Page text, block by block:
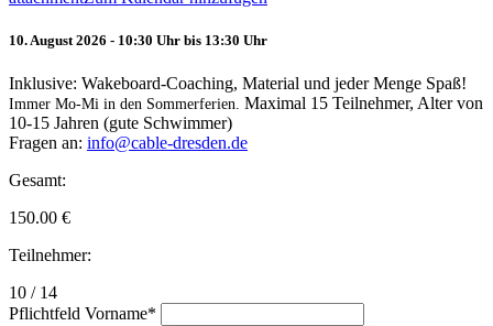
10. August 2026 - 10:30 Uhr bis 13:30 Uhr
Inklusive: Wakeboard-Coaching, Material und jeder Menge Spaß!
Immer Mo-Mi in den Sommerferien. Maximal 15 Teilnehmer, Alter von
10-15 Jahren (gute Schwimmer)
Fragen an: info@cable-dresden.de
Gesamt:
150.00 €
Teilnehmer:
10 / 14
Pflichtfeld Vorname*